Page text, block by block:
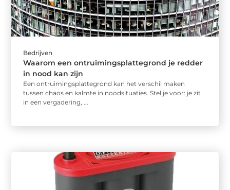
Bedrijven
Waarom een ontruimingsplattegrond je redder
in nood kan zijn
Een ontruimingsplattegrond kan het verschil maken
tussen chaos en kalmte in noodsituaties. Stel je voor: je zit
in een vergadering, ...